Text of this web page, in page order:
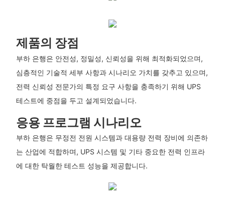
제품의 장점
부하 은행은 안전성, 정밀성, 신뢰성을 위해 최적화되었으며,
심층적인 기술적 세부 사항과 시나리오 가치를 갖추고 있으며,
전력 신뢰성 전문가의 특정 요구 사항을 충족하기 위해 UPS
테스트에 중점을 두고 설계되었습니다.
응용 프로그램 시나리오
부하 은행은 무정전 전원 시스템과 대용량 전력 장비에 의존하
는 산업에 적합하며, UPS 시스템 및 기타 중요한 전력 인프라
에 대한 탁월한 테스트 성능을 제공합니다.